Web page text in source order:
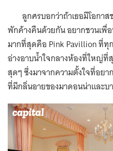
ลูกศรบอกว่าถ้าเธอมีโอกา
พักค้างคืนด้วยกัน อยากชวนเพื่
มากที่สุดคือ Pink Pavillion ที่ทุ
อ่างอาบน้ำใจกลางห้องที่ใหญ่ที่
สุดๆ ซึ่งมาจากความตั้งใจที่อยา
ที่มีกลิ่นอายของมาดอนน่าและบ